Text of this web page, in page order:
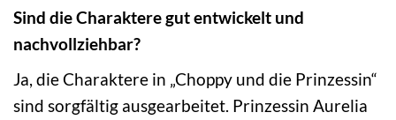
Sind die Charaktere gut entwickelt und
nachvollziehbar?
Ja, die Charaktere in „Choppy und die Prinzessin“
sind sorgfältig ausgearbeitet. Prinzessin Aurelia